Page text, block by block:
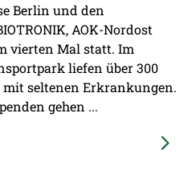
Berlin und den
AOK-Nordost
vierten Mal statt. Im
liefen über 300
seltenen Erkrankungen.
gehen ...